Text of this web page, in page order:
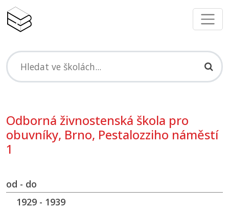
Odborná živnostenská škola pro
obuvníky, Brno, Pestalozziho náměstí
1
od - do
1929 - 1939